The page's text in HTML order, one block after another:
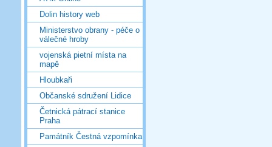
Dolin history web
Ministerstvo obrany - péče o
válečné hroby
vojenská pietní místa na
mapě
Hloubkaři
Občanské sdružení Lidice
Četnická pátrací stanice
Praha
Památník Čestná vzpomínka